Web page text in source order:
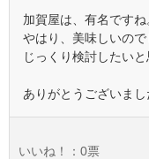
加賀屋は、有名ですね
やはり、美味しいので
じっくり検討したいと
ありがとうございまし
いいね！： 0票